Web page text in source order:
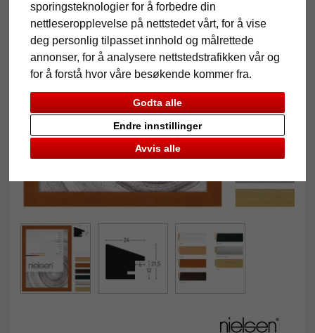
sporingsteknologier for å forbedre din
nettleseropplevelse på nettstedet vårt, for å vise
deg personlig tilpasset innhold og målrettede
annonser, for å analysere nettstedstrafikken vår og
for å forstå hvor våre besøkende kommer fra.
Godta alle
Avvis alle
Endre innstillinger
Tilbake